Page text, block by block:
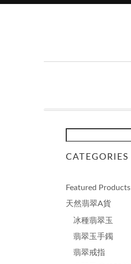
CATEGORIES
Featured Products
天然翡翠A貨
冰種翡翠玉
翡翠玉手鐲
翡翠戒指